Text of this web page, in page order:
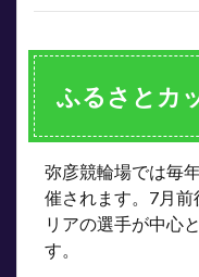
ふるさとカ
弥彦競輪場では毎
催されます。7月
リアの選手が中心
す。